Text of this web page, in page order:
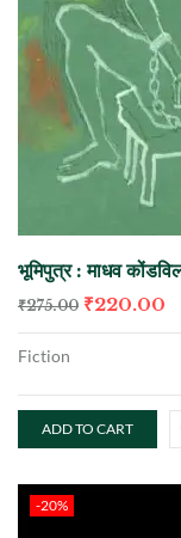
भूमिपुत्र : माधव
₹275.00 ₹220.00
Fiction
ADD TO CART
-20%